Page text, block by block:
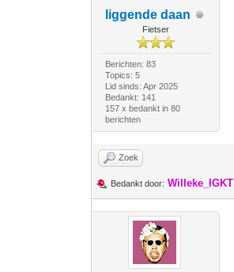
liggende daan
Fietser
Berichten: 83
Topics: 5
Lid sinds: Apr 2025
Bedankt: 141
157 x bedankt in 80
berichten
Zoek
Bedankt door: Willeke_IGKT